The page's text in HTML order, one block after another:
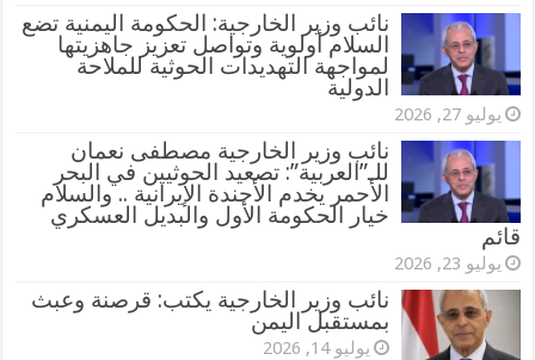
نائب وزير الخارجية: الحكومة اليمنية تضع
السلام أولوية وتواصل تعزيز جاهزيتها
لمواجهة التهديدات الحوثية للملاحة
الدولية
يوليو 27, 2026
نائب وزير الخارجية مصطفى نعمان
للـ”العربية”: تصعيد الحوثيين في البحر
الأحمر يخدم الأجندة الإيرانية .. والسلام
خيار الحكومة الأول والبديل العسكري
قائم
يوليو 23, 2026
نائب وزير الخارجية يكتب: قرصنة وعبث
بمستقبل اليمن
يوليو 14, 2026